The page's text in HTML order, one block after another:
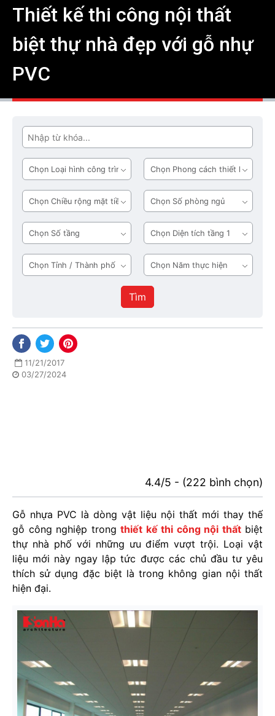
Thiết kế thi công nội thất
biệt thự nhà đẹp với gỗ nhự
PVC
Tìm
Loại
hình
công
trình
Phong
cách
thiết
kế
Chiều
rộng
mặt
tiền
Số
phòng
ngủ
Số
tầng
Diện
tích
tầng
1
Tỉnh
/
Năm
thực
hiện
Tìm
11/21/2017
03/27/2024
4.4/5 - (222 bình chọn)
Gỗ nhựa PVC là dòng vật liệu nội thất mới thay thế
gỗ công nghiệp trong thiết kế thi công nội thấtbiệt
thự nhà phố với những ưu điểm vượt trội. Loại vật
liệu mới này ngay lập tức được các chủ đầu tư yêu
thích sử dụng đặc biệt là trong không gian nội thất
hiện đại.